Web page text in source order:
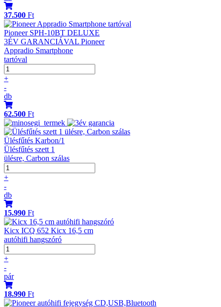
37.500 Ft
Pioneer SPH-10BT DELUXE
3ÉV GARANCIÁVAL Pioneer
Appradio Smartphone
tartóval
+
-
db
62.500 Ft
Ülésfűtés Karbon/1
Ülésfűtés szett 1
ülésre, Carbon szálas
+
-
db
15.990 Ft
Kicx ICQ 652 Kicx 16,5 cm
autóhifi hangszóró
+
-
pár
18.990 Ft